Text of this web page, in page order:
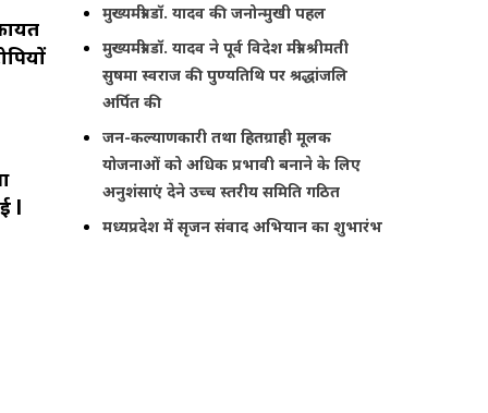
l
मुख्यमंत्री डॉ. यादव की जनोन्मुखी पहल
मुख्यमंत्री डॉ. यादव ने पूर्व विदेश मंत्री श्रीमती
सुषमा स्वराज की पुण्यतिथि पर श्रद्धांजलि
अर्पित की
जन-कल्याणकारी तथा हितग्राही मूलक
योजनाओं को अधिक प्रभावी बनाने के लिए
अनुशंसाएं देने उच्च स्तरीय समिति गठित
मध्यप्रदेश में सृजन संवाद अभियान का शुभारंभ